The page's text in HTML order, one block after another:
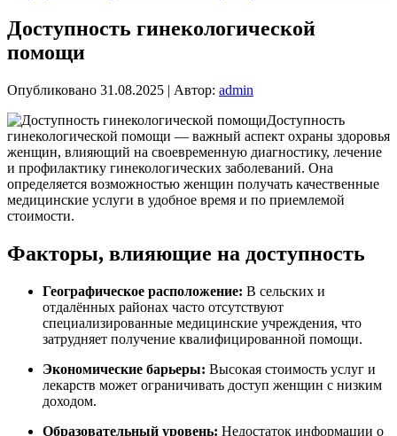
Доступность гинекологической
помощи
Опубликовано 31.08.2025 | Автор: admin
Доступность
гинекологической помощи — важный аспект охраны здоровья
женщин, влияющий на своевременную диагностику, лечение
и профилактику гинекологических заболеваний. Она
определяется возможностью женщин получать качественные
медицинские услуги в удобное время и по приемлемой
стоимости.
Факторы, влияющие на доступность
Географическое расположение: В сельских и
отдалённых районах часто отсутствуют
специализированные медицинские учреждения, что
затрудняет получение квалифицированной помощи.
Экономические барьеры: Высокая стоимость услуг и
лекарств может ограничивать доступ женщин с низким
доходом.
Образовательный уровень: Недостаток информации о